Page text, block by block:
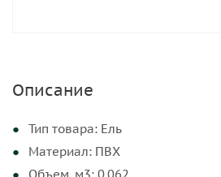
Описание
Тип товара: Ель
Материал: ПВХ